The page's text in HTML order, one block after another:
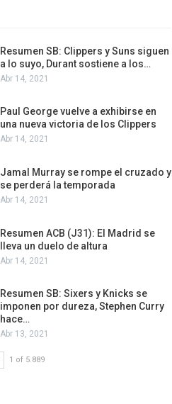
Resumen SB: Clippers y Suns siguen
a lo suyo, Durant sostiene a los…
Abr 14, 2021
Paul George vuelve a exhibirse en
una nueva victoria de los Clippers
Abr 14, 2021
Jamal Murray se rompe el cruzado y
se perderá la temporada
Abr 14, 2021
Resumen ACB (J31): El Madrid se
lleva un duelo de altura
Abr 14, 2021
Resumen SB: Sixers y Knicks se
imponen por dureza, Stephen Curry
hace…
Abr 13, 2021
1 of 5.889